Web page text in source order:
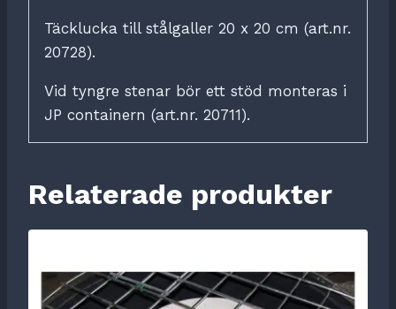
Täcklucka till stålgaller 20 x 20 cm (art.nr.
20728).
Vid tyngre stenar bör ett stöd monteras i
JP containern (art.nr. 20711).
Relaterade produkter